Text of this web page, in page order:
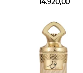
14.920,00